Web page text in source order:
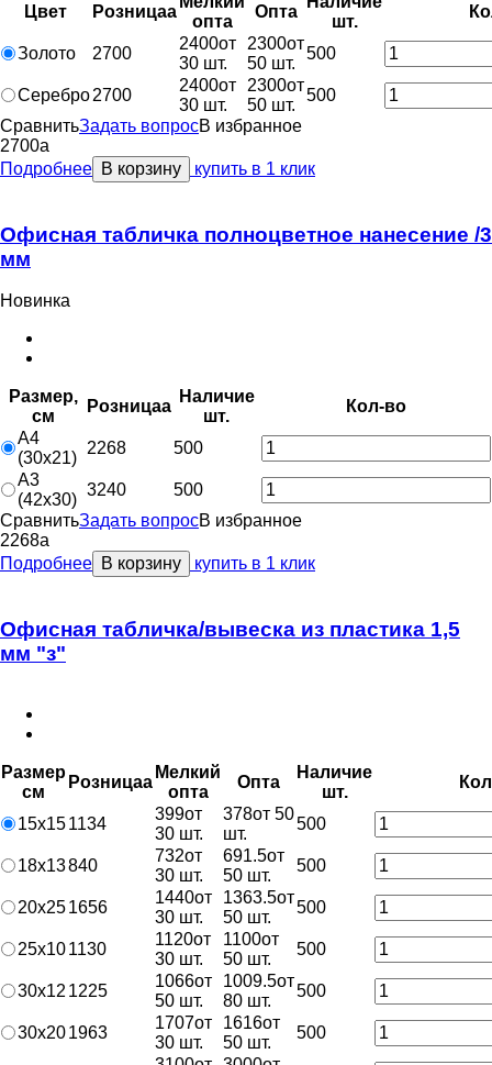
Цвет Розницаa
оптa
Оптa
шт.
Золото 2700
2400от
30 шт.
2300от
50 шт.
500
Серебро2700
2400от
30 шт.
2300от
50 шт.
500
СравнитьЗадать вопросВ избранное
2700a
Подробнее В корзину купить в 1 клик
Офисная табличка полноцветное нанесение /3
мм
Новинка
Размер,
см
Розницаa
Наличие
шт.
Кол-во
А4
(30х21)
2268
500
А3
(42х30)
3240
500
СравнитьЗадать вопросВ избранное
2268a
Подробнее В корзину купить в 1 клик
Офисная табличка/вывеска из пластика 1,5
мм "з"
Размер
см
Розницаa
Мелкий
оптa
Оптa
Наличие
шт.
15х151134
399от
30 шт.
378от 50
шт.
500
18х13840
732от
30 шт.
691.5от
50 шт.
500
20х251656
1440от
30 шт.
1363.5от
50 шт.
500
25х101130
1120от
30 шт.
1100от
50 шт.
500
30х12 1225
1066от
50 шт.
1009.5от
80 шт.
500
30х201963
1707от
30 шт.
1616от
50 шт.
500